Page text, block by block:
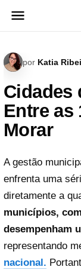
para
por Katia
Cidades
Entre as
Morar
A gestão
enfrenta uma
diretamente a
municípios,
desempenham
representando
nacional.